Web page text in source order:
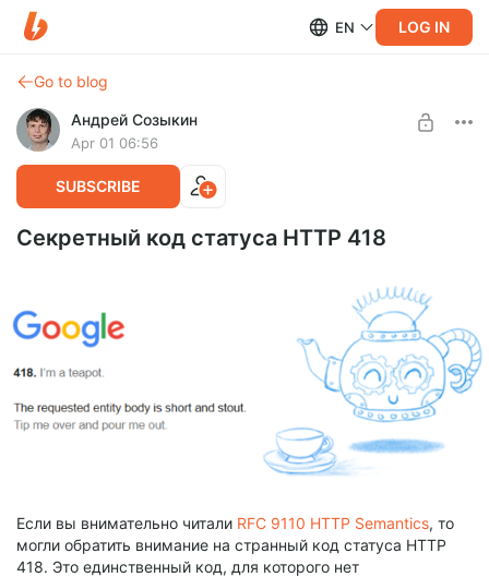
EN LOG IN
Go to blog
Андрей Созыкин
Apr 01 06:56
SUBSCRIBE
Секретный код статуса HTTP 418
Если вы внимательно читали RFC 9110 HTTP Semantics, то
могли обратить внимание на странный код статуса HTTP
418. Это единственный код, для которого нет